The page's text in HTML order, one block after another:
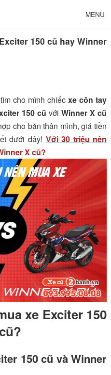
MENU
150 cũ hay Winner
cho mình chiếc xe côn tay
150 cũ vớiWinner X cũ
cho bản thân mình, giá tiền
dưới đây! Với 30 triệu nên
X cũ?
xe Exciter 150
150 cũ và Winner